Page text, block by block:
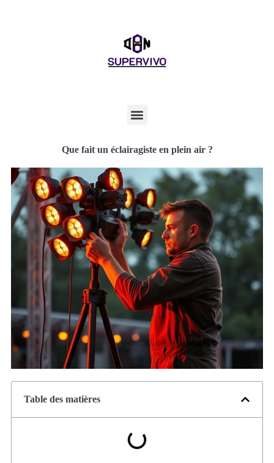
Que fait un éclairagiste en plein air ?
Table des matières